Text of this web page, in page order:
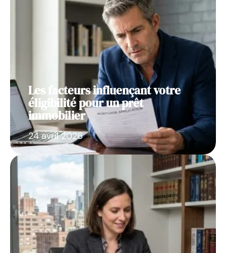
Les facteurs influençant votre
éligibilité pour un prêt
immobilier
24 avril 2026